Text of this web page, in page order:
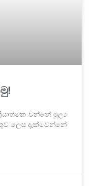
වන්නේ මූල්‍ය
ලෙස දැක්වෙන්නේ